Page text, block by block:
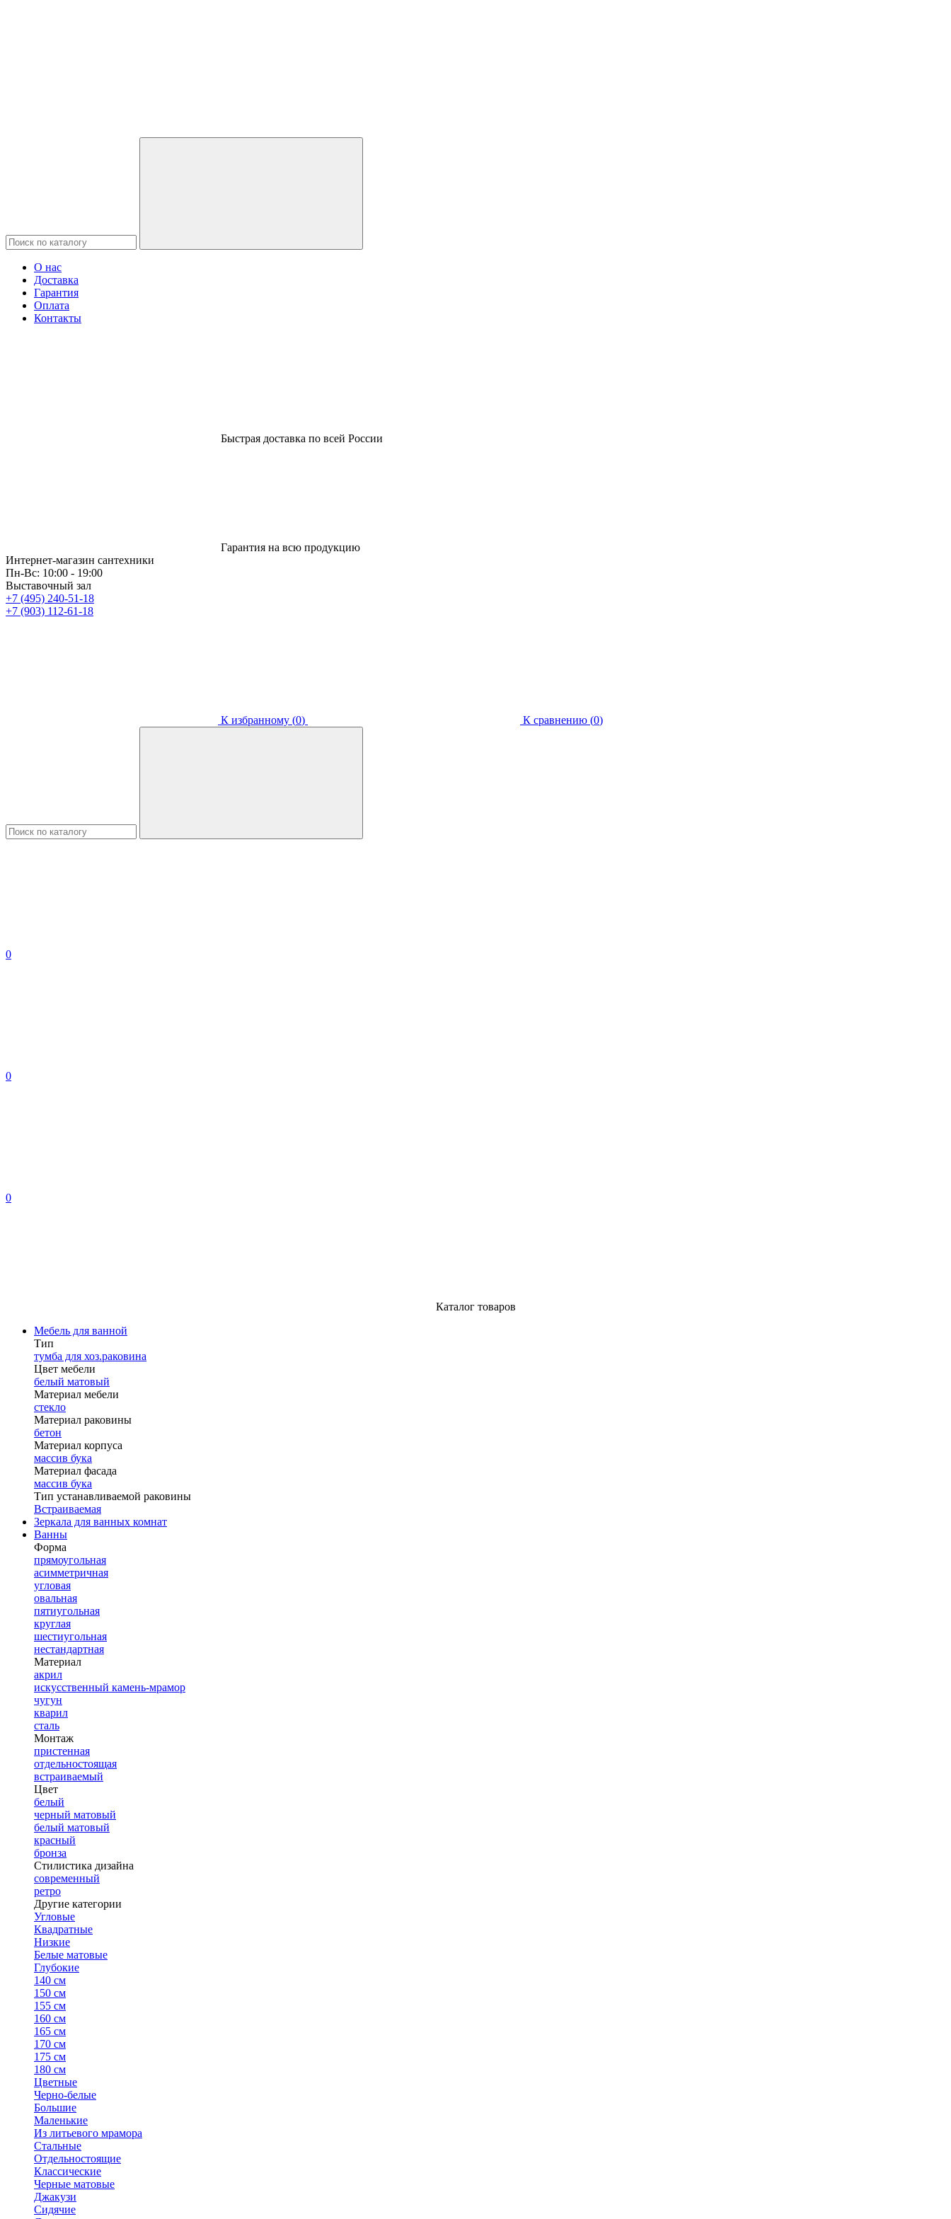
О нас
Доставка
Гарантия
Оплата
Контакты
Быстрая доставка по всей России
Гарантия на всю продукцию
Интернет-магазин сантехники
Пн-Вс: 10:00 - 19:00
Выставочный зал
+7 (495) 240-51-18
+7 (903) 112-61-18
К избранному (0) К сравнению (0)
0
0
0
Каталог товаров
Мебель для ванной
Тип
тумба для хоз.раковина
Цвет мебели
белый матовый
Материал мебели
стекло
Материал раковины
бетон
Материал корпуса
массив бука
Материал фасада
массив бука
Тип устанавливаемой раковины
Встраиваемая
Зеркала для ванных комнат
Ванны
Форма
прямоугольная
асимметричная
угловая
овальная
пятиугольная
круглая
шестиугольная
нестандартная
Материал
акрил
искусственный камень-мрамор
чугун
кварил
сталь
Монтаж
пристенная
отдельностоящая
встраиваемый
Цвет
белый
черный матовый
белый матовый
красный
бронза
Стилистика дизайна
современный
ретро
Другие категории
Угловые
Квадратные
Низкие
Белые матовые
Глубокие
140 см
150 см
155 см
160 см
165 см
170 см
175 см
180 см
Цветные
Черно-белые
Большие
Маленькие
Из литьевого мрамора
Стальные
Отдельностоящие
Классические
Черные матовые
Джакузи
Сидячие